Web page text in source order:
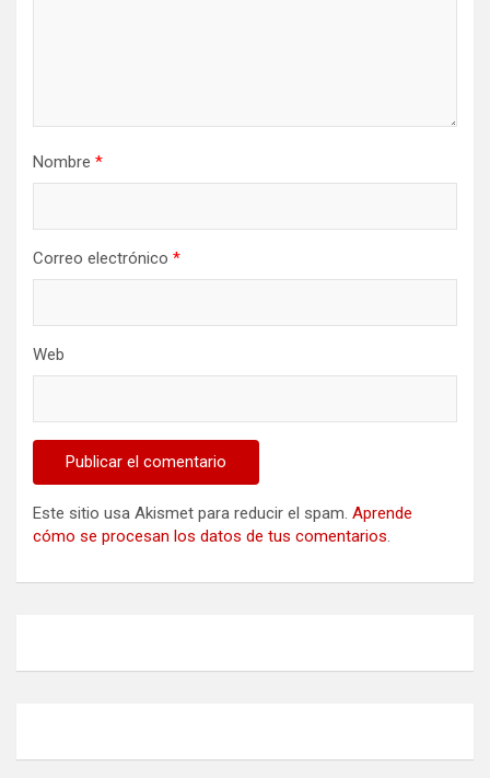
Nombre *
Correo electrónico *
Web
Este sitio usa Akismet para reducir el spam. Aprende
cómo se procesan los datos de tus comentarios.